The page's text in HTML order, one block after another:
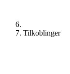
Tilkoblinger